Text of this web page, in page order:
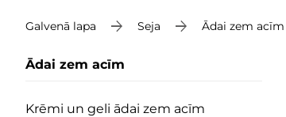
Galvenā lapa Seja Ādai zem acīm
Ādai zem acīm
Krēmi un geli ādai zem acīm